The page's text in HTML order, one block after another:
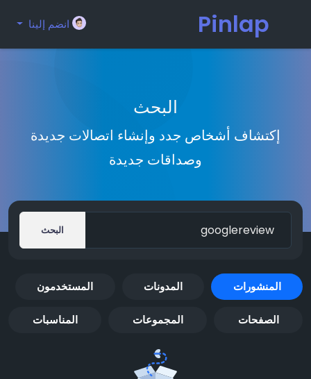
Pinlap انضم إلينا
البحث
إكتشاف أشخاص جدد وإنشاء اتصالات جديدة
وصداقات جديدة
البحث
المنشورات المدونات المستخدمون
الصفحات المجموعات المناسبات